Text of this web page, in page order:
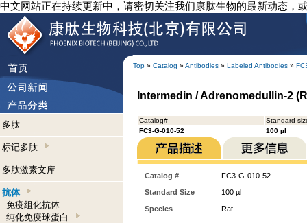
中文网站正在持续更新中，请密切关注我们康肽生物的最新动态，
Top » Catalog » Antibodies » Labeled Antibodies »
多肽
标记多肽
多肽激素文库
抗体
免疫组化抗体
纯化免疫球蛋白
Intermedin / Adrenomedullin-2
Catalog#
Standard
FC3-G-010-52
100 µl
Catalog #
FC3-G-010-52
Standard Size
100 µl
Species
Rat